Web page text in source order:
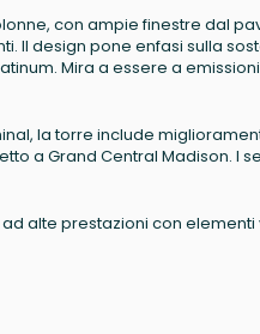
con ampie finestre dal
Il design pone enfasi sulla
Mira a essere a
la torre include
a Grand Central Madison. I
alte prestazioni con